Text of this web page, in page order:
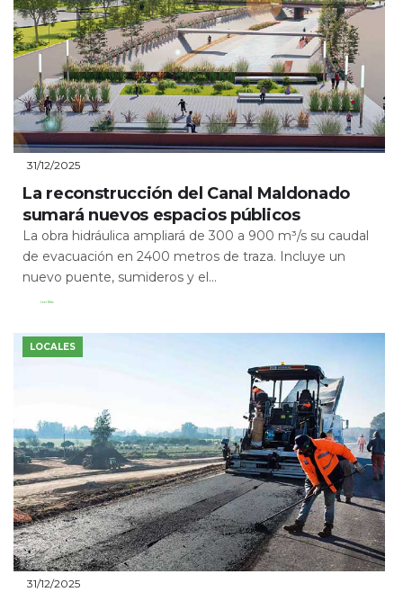
31/12/2025
La reconstrucción del Canal Maldonado
sumará nuevos espacios públicos
La obra hidráulica ampliará de 300 a 900 m³/s su caudal
de evacuación en 2400 metros de traza. Incluye un
nuevo puente, sumideros y el...
Leer Más
LOCALES
31/12/2025